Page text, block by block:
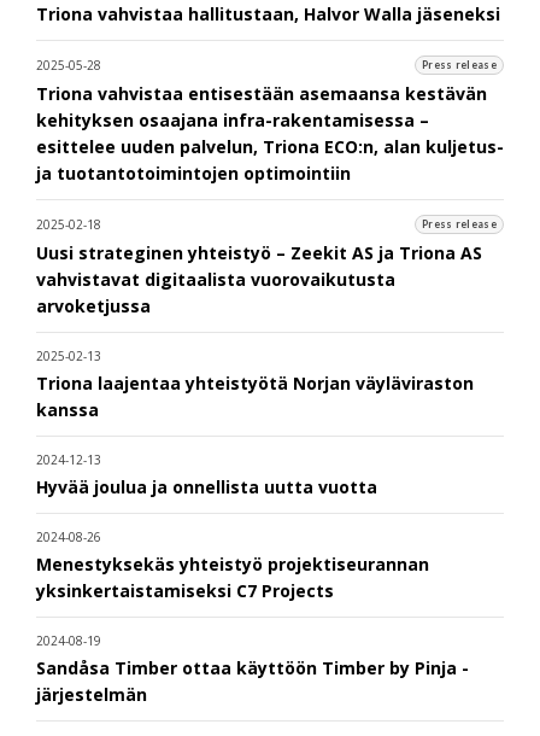
Triona vahvistaa hallitustaan, Halvor Walla jäseneksi
2025-05-28 Press release
Triona vahvistaa entisestään asemaansa kestävän
kehityksen osaajana infra-rakentamisessa –
esittelee uuden palvelun, Triona ECO:n, alan kuljetus-
ja tuotantotoimintojen optimointiin
2025-02-18 Press release
Uusi strateginen yhteistyö – Zeekit AS ja Triona AS
vahvistavat digitaalista vuorovaikutusta
arvoketjussa
2025-02-13
Triona laajentaa yhteistyötä Norjan väyläviraston
kanssa
2024-12-13
Hyvää joulua ja onnellista uutta vuotta
2024-08-26
Menestyksekäs yhteistyö projektiseurannan
yksinkertaistamiseksi C7 Projects
2024-08-19
Sandåsa Timber ottaa käyttöön Timber by Pinja -
järjestelmän